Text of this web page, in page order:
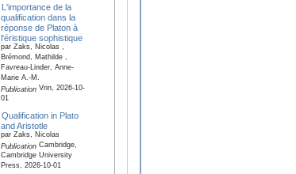
L'importance de la
qualification dans la
réponse de Platon à
l'éristique sophistique
par Zaks, Nicolas ,
Brémond, Mathilde ,
Favreau-Linder, Anne-
Marie A.-M.
PublicationVrin, 2026-10-
01
Qualification in Plato
and Aristotle
par Zaks, Nicolas
PublicationCambridge,
Cambridge University
Press, 2026-10-01